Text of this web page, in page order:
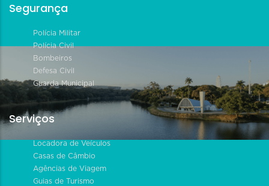
Segurança
Polícia Militar
Polícia Civil
Bombeiros
Defesa Civil
Guarda Municipal
Serviços
Locadora de Veículos
Casas de Câmbio
Agências de Viagem
Guias de Turismo